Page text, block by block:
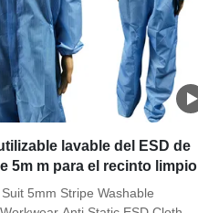
lavable del ESD de
5m m para el recinto limpio
5mm Stripe Washable